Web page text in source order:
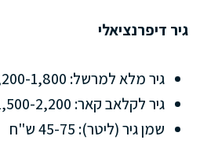
גיר דיפרנציאלי
גיר מלא למרשל: 1,200-1,800 ש"ח
גיר לקלאב קאר: 1,500-2,200 ש"ח
שמן גיר (ליטר): 45-75 ש"ח